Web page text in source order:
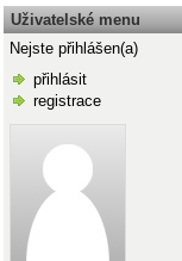
Uživatelské menu
Nejste přihlášen(a)
přihlásit
registrace